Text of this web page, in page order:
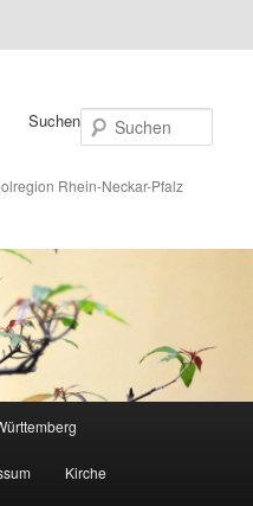
Rhein-Neckar-Pfalz
Suchen
Kirche